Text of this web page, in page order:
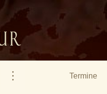
Termine